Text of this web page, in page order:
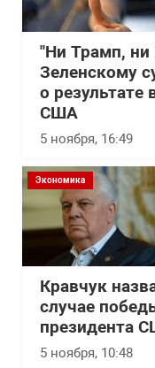
"Ни Трамп, ни
Зеленскому
о результате
США
5 ноября, 16:49
Экономика
Кравчук
случае
президента
5 ноября, 10:48